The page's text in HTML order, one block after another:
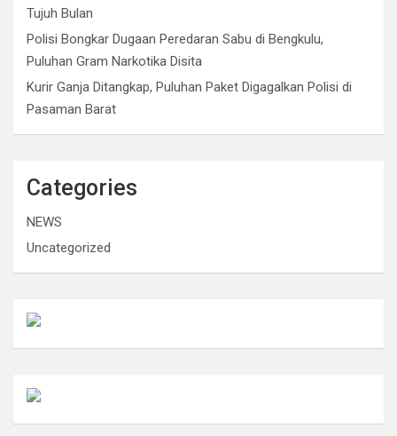
Tujuh Bulan
Polisi Bongkar Dugaan Peredaran Sabu di Bengkulu,
Puluhan Gram Narkotika Disita
Kurir Ganja Ditangkap, Puluhan Paket Digagalkan Polisi di
Pasaman Barat
Categories
NEWS
Uncategorized